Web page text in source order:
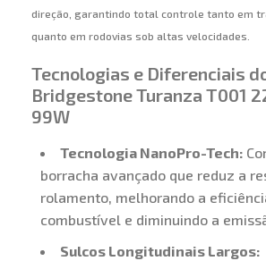
direção, garantindo total controle tanto em
quanto em rodovias sob altas velocidades.
Tecnologias e Diferenciais
Bridgestone Turanza T001
99W
Tecnologia NanoPro-Tech:
borracha avançado que reduz a
rolamento, melhorando a
combustível e diminuindo a
Sulcos Longitudinais Largos: